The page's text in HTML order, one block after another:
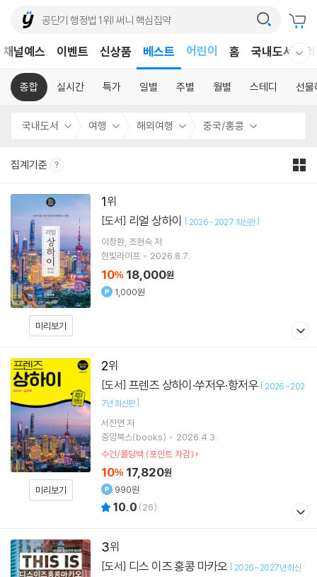
채널예스 이벤트 신상품 베스트 어린이
독후감
홈 국내도서
종합 실시간 특가 일별 주별 월별 스테디 선물
국내도서 여행 해외여행 중국/홍콩
집계기준
1
미리보기
[도서] 리얼 상하이 [ 2026~2027 최신판]
이창환 조현숙저
한빛라이프
2026.8.7.
10% 18,000원
1,000원
2
미리보기
[도서] 프렌즈 상하이·쑤저우·항저우 [ 2026~202
7년 최신판]
서진연 저
중앙북스(books)
2026.4.3.
수건/폴딩백 (포인트 차감)
10% 17,820원
990원
10.0 (26)
3
[도서] 디스 이즈 홍콩 마카오 [ 2026~2027년 최신